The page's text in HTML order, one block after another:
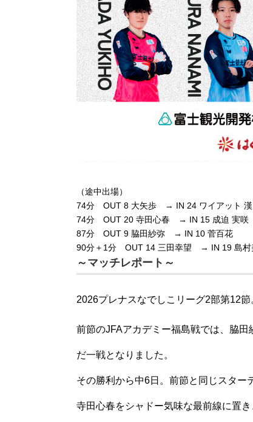
（途中出場）
74分 OUT 8 大矢歩 → IN 24 ワイアット 漢
74分 OUT 20 寺田心春 → IN 15 成迫 実咲
87分 OUT 9 脇田紗弥 → IN 10 菅百花
90分＋1分 OUT 14 三田幸望 → IN 19 島村
～マッチレポート～
2026プレナスなでしこリーグ2部第12節
前節のJFAアカデミー福島戦では、脇田
だ一戦となりました。
その勝利から中6日。 前節と同じスター
寺田心春をシャドー気味な最前線に置き